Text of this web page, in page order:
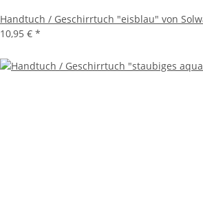
Handtuch / Geschirrtuch "eisblau" von
10,95 € *